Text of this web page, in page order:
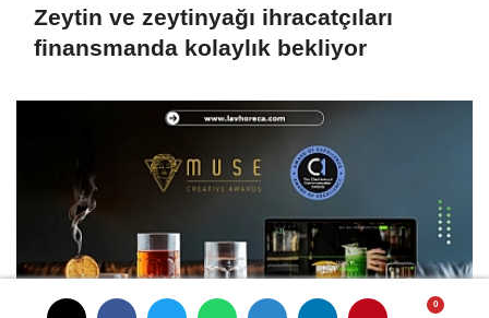
Zeytin ve zeytinyağı ihracatçıları
finansmanda kolaylık bekliyor